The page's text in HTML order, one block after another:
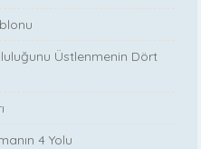
Üstlenmenin Dört
4 Yolu